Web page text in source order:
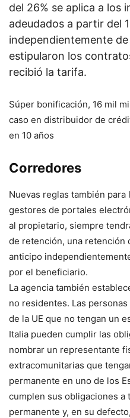
del 26% se aplica a los
adeudados a partir del
independientemente
estipularon los
recibió la tarifa.
Súper bonificación, 16 mil
caso en distribuidor de
en 10 años
Corredores
Nuevas reglas también
gestores de portales
al propietario, siempre
de retención, una retención
anticipo
por el beneficiario.
La agencia también
no residentes. Las
de la UE que no tengan un
Italia pueden cumplir las
nombrar un representante
extracomunitarias que
permanente en uno de los
cumplen sus obligaciones
permanente y, en su